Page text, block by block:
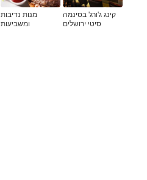
קינג ג'ורג' בסינמה
סיטי ירושלים
מנות נדיבות
ומשביעות